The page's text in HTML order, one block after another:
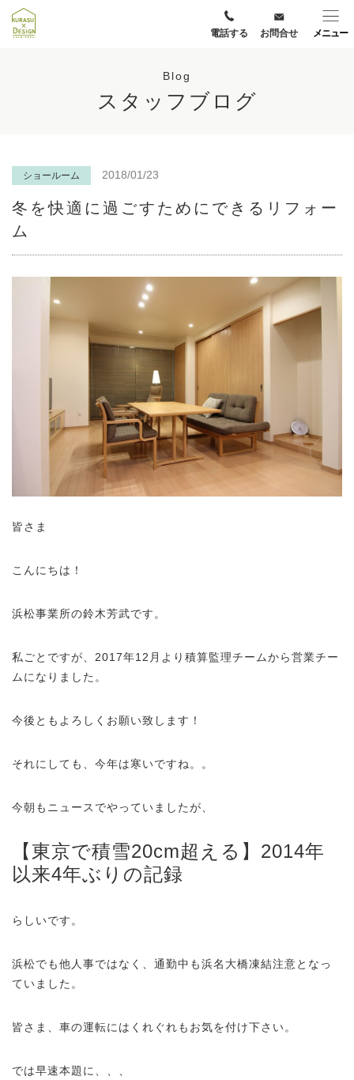
メニュー
電話する お問合せ
Blog
スタッフブログ
ショールーム 2018/01/23
冬を快適に過ごすためにできるリフォー
ム
皆さま
こんにちは！
浜松事業所の鈴木芳武です。
私ごとですが、2017年12月より積算監理チームから営業チー
ムになりました。
今後ともよろしくお願い致します！
それにしても、今年は寒いですね。。
今朝もニュースでやっていましたが、
【東京で積雪20cm超える】2014年
以来4年ぶりの記録
らしいです。
浜松でも他人事ではなく、通勤中も浜名大橋凍結注意となっ
ていました。
皆さま、車の運転にはくれぐれもお気を付け下さい。
では早速本題に、、、